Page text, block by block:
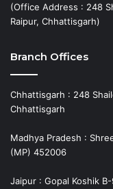
(Office Address : 248
Raipur, Chhattisgarh)
Branch Offices
Chhattisgarh : 248
Chhattisgarh
Madhya Pradesh :
(MP) 452006
Jaipur : Gopal Koshik